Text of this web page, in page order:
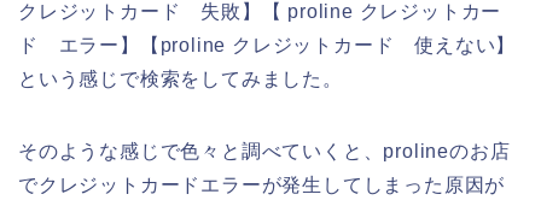
クレジットカード 失敗】【 proline クレジットカー
ド エラー】【proline クレジットカード 使えない】
という感じで検索をしてみました。
そのような感じで色々と調べていくと、prolineのお店
でクレジットカードエラーが発生してしまった原因が